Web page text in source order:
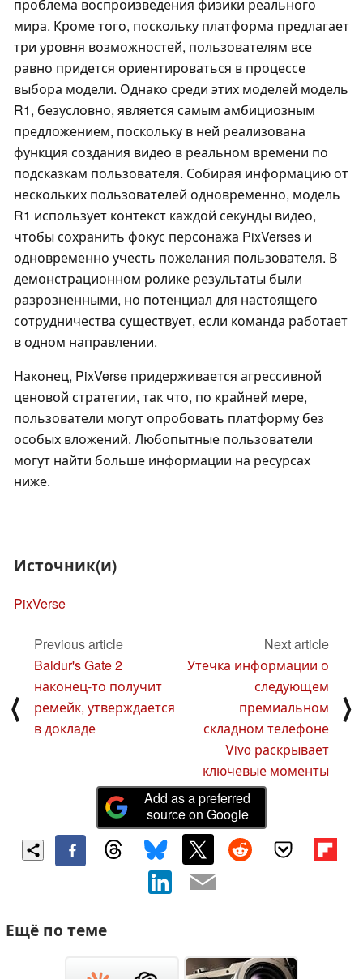
проблема воспроизведения физики реального
мира. Кроме того, поскольку платформа предлагает
три уровня возможностей, пользователям все
равно придется ориентироваться в процессе
выбора модели. Однако среди этих моделей модель
R1, безусловно, является самым амбициозным
предложением, поскольку в ней реализована
функция создания видео в реальном времени по
подсказкам пользователя. Собирая информацию от
нескольких пользователей одновременно, модель
R1 использует контекст каждой секунды видео,
чтобы сохранить фокус персонажа PixVerses и
одновременно учесть пожелания пользователя. В
демонстрационном ролике результаты были
разрозненными, но потенциал для настоящего
сотрудничества существует, если команда работает
в одном направлении.
Наконец, PixVerse придерживается агрессивной
ценовой стратегии, так что, по крайней мере,
пользователи могут опробовать платформу без
особых вложений. Любопытные пользователи
могут найти больше информации на ресурсах
ниже.
Источник(и)
PixVerse
⟨
Previous article
Baldur's Gate 2
наконец-то получит
ремейк, утверждается
в докладе
Next article
Утечка информации о
следующем
премиальном
складном телефоне
Vivo раскрывает
ключевые моменты
⟩
Add as a preferred
source on Google
Ещё по теме